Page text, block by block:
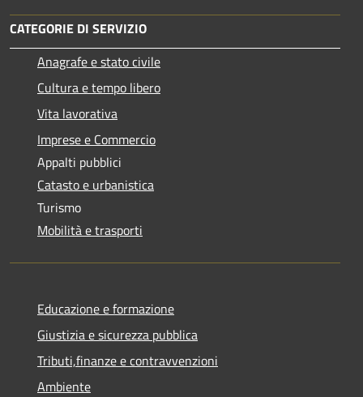
CATEGORIE DI SERVIZIO
Anagrafe e stato civile
Cultura e tempo libero
Vita lavorativa
Imprese e Commercio
Appalti pubblici
Catasto e urbanistica
Turismo
Mobilità e trasporti
Educazione e formazione
Giustizia e sicurezza pubblica
Tributi,finanze e contravvenzioni
Ambiente